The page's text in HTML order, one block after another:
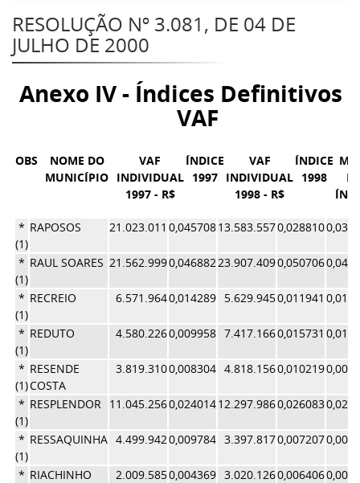
RESOLUÇÃO Nº 3.081, DE 04 DE
JULHO DE 2000
Anexo IV - Índices Definitivos
VAF
OBS
NOME DO
MUNICÍPIO
VAF
INDIVIDUAL
1997 - R$
ÍNDICE
1997
VAF
INDIVIDUAL
1998 - R$
ÍNDICE
1998
*
(1)
RAPOSOS 21.023.011 0,04570813.583.5570,028810
*
(1)
RAUL SOARES 21.562.9990,04688223.907.4090,050706
*
(1)
RECREIO 6.571.9640,014289 5.629.9450,011941
*
(1)
REDUTO 4.580.2260,009958 7.417.1660,015731
*
(1)
RESENDE
COSTA
3.819.3100,008304 4.818.1560,010219
*
(1)
RESPLENDOR 11.045.2560,02401412.297.9860,026083
*
(1)
RESSAQUINHA 4.499.9420,009784 3.397.8170,007207
* RIACHINHO 2.009.5850,004369 3.020.1260,006406